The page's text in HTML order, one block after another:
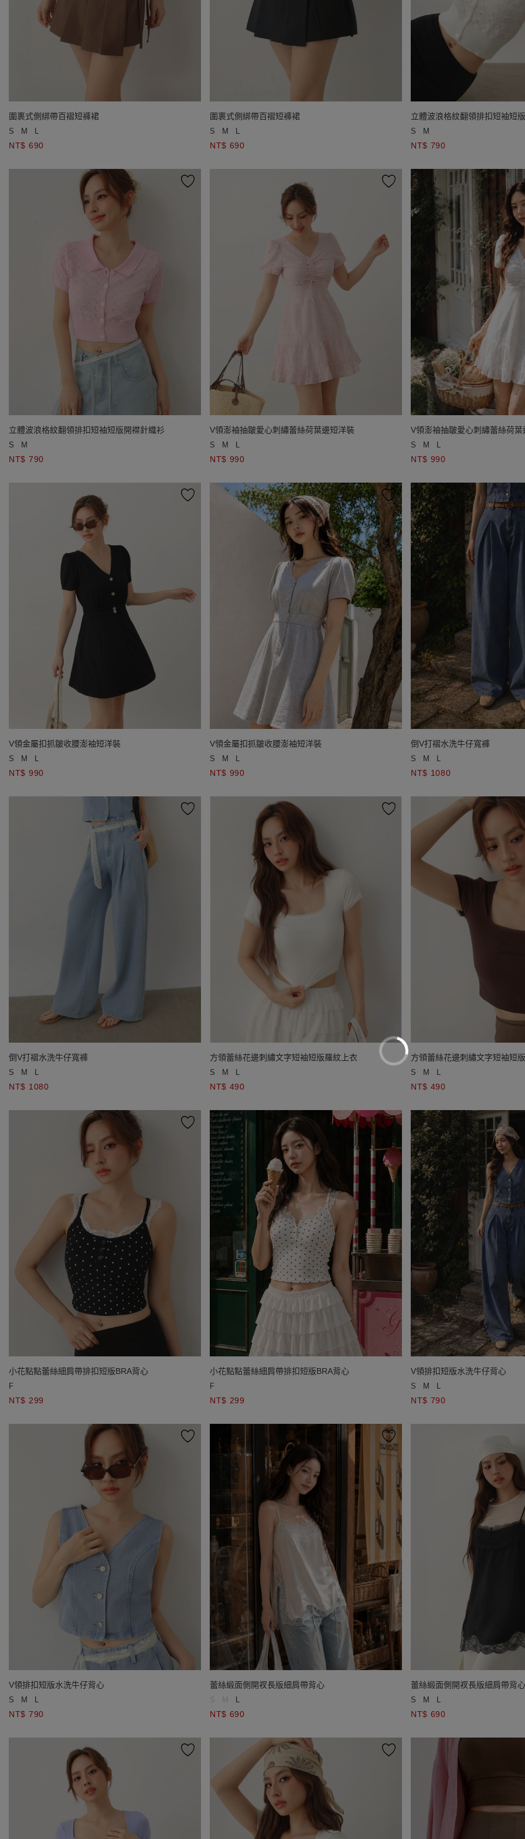
圍裹式側綁帶百褶短褲裙
S M
NT$ 690
圍裹式側綁帶百褶短褲裙
S M
NT$ 690
立體波浪格紋翻領排扣短袖短
S M
NT$ 790
立體波浪格紋翻領排扣短袖短版開襟針織衫
S M
NT$ 790
V領澎袖抽皺愛心刺繡蕾絲荷葉邊短洋裝
S M
NT$ 990
V領澎袖抽皺愛心刺繡蕾絲荷葉
S M
NT$ 990
V領金屬扣抓皺收腰澎袖短洋裝
S M
NT$ 990
V領金屬扣抓皺收腰澎袖短洋裝
S M
NT$ 990
倒V打褶水洗牛仔寬褲
S M
NT$ 1080
倒V打褶水洗牛仔寬褲
S M
NT$ 1080
方領蕾絲花邊刺繡文字短袖短版羅紋上衣
S M
NT$ 490
方領蕾絲花邊刺繡文字短袖短
S M
NT$ 490
小花點點蕾絲細肩帶排扣短版BRA背心
F
NT$ 299
小花點點蕾絲細肩帶排扣短版BRA背心
F
NT$ 299
V領排扣短版水洗牛仔背心
S M
NT$ 790
V領排扣短版水洗牛仔背心
S M L
NT$ 790
蕾絲緞面側開衩長版細肩帶背心
S M L
NT$ 690
蕾絲緞面側開衩長版細肩帶背心
S M L
NT$ 690